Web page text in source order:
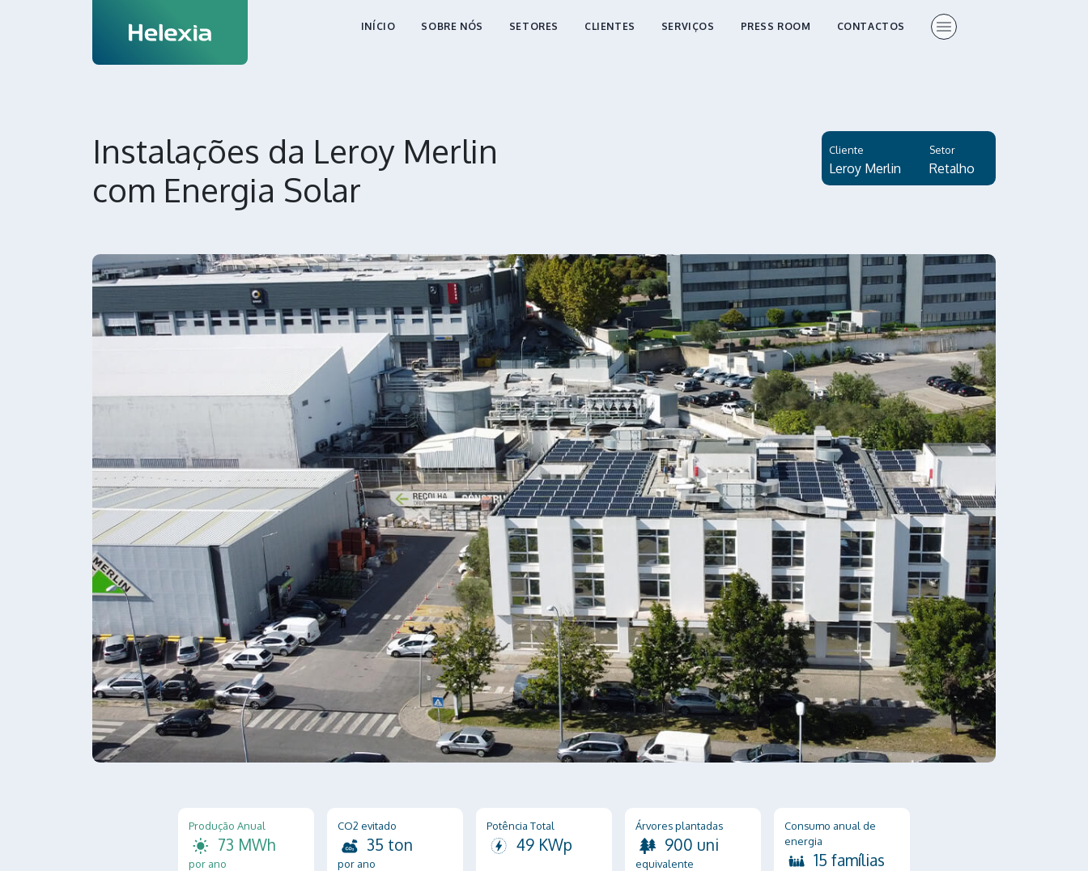
INÍCIO SOBRE NÓS SETORES CLIENTES SERVIÇOS PRESS ROOM CONTACTOS
Instalações da Leroy Merlin
com Energia Solar
Cliente
Leroy Merlin
Setor
Retalho
Produção Anual
73 MWh
por ano
CO2 evitado
35 ton
por ano
Potência Total
49 KWp
Árvores plantadas
900 uni
equivalente
Consumo anual de
energia
15 famílias